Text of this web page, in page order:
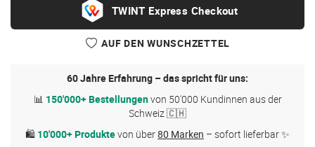
Express Checkout
AUF DEN WUNSCHZETTEL
60 Jahre Erfahrung – das spricht für uns:
📊 150'000+ Bestellungenvon 50'000 Kundinnen aus der
Schweiz 🇨🇭
🛍 10'000+ Produktevon über80 Marken – sofort lieferbar ✨